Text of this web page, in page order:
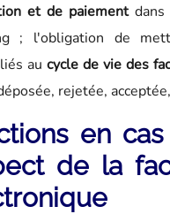
et de paiementdans
; l'obligation de
au cycle de vie des
rejetée,
en
de la